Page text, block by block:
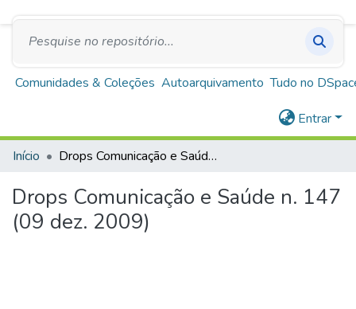
Repositório Institucional Escola de Saúde Pública
de Minas Gerais
Comunidades & Coleções Autoarquivamento Tudo no
Entrar
Início Drops Comunicação e Saúde n. 147 (09 dez. 2009)
Drops Comunicação e Saúde n. 147
(09 dez. 2009)